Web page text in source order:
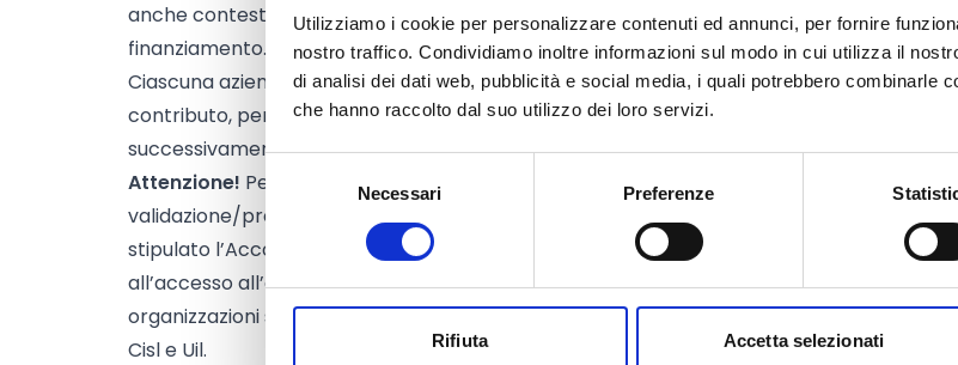
Utilizziamo i cookie per personalizzare contenuti ed annunci, per fornire
nostro traffico. Condividiamo inoltre informazioni sul modo in cui utilizza il
di analisi dei dati web, pubblicità e social media, i quali potrebbero combinarle
che hanno raccolto dal suo utilizzo dei loro servizi.
del
consenso
Necessari Preferenze
Rifiuta Accetta selezionati
anche contestualmente alla data di presentazione della richiesta di
finanziamento.
Ciascuna azienda beneficiaria può presentare UNA SOLA domanda di
contributo, pena la non ammissibilità del Progetto Formativo presentato
successivamente al primo.
Attenzione! Pena la non ammissibilità, le Aziende beneficiarie, alla data della
validazione/presentazione del progetto in piattaforma, debbono aver
stipulato l’Accordo Sindacale per la Cassa Integrazione prodromico
all’accesso all’assegno di integrazione salariale sottoscritto dalle
organizzazioni sindacali maggiormente rappresentative facenti capo a Cgil,
Cisl e Uil.